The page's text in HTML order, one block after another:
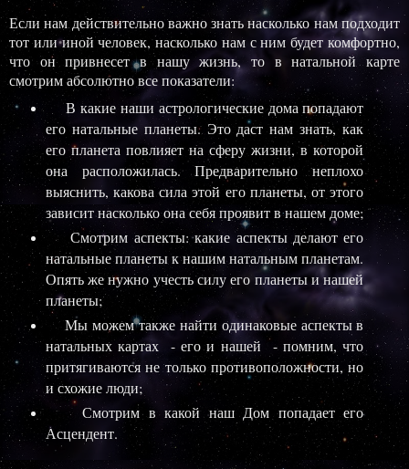
Если нам действительно важно знать насколько нам подходит
тот или иной человек, насколько нам с ним будет комфортно,
что он привнесет в нашу жизнь, то в натальной карте
смотрим абсолютно все показатели:
В какие наши астрологические дома попадают
его натальные планеты. Это даст нам знать, как
его планета повлияет на сферу жизни, в которой
она расположилась. Предварительно неплохо
выяснить, какова сила этой его планеты, от этого
зависит насколько она себя проявит в нашем доме;
Смотрим аспекты: какие аспекты делают его
натальные планеты к нашим натальным планетам.
Опять же нужно учесть силу его планеты и нашей
планеты;
Мы можем также найти одинаковые аспекты в
натальных картах - его и нашей - помним, что
притягиваются не только противоположности, но
и схожие люди;
Смотрим в какой наш Дом попадает его
Асцендент.